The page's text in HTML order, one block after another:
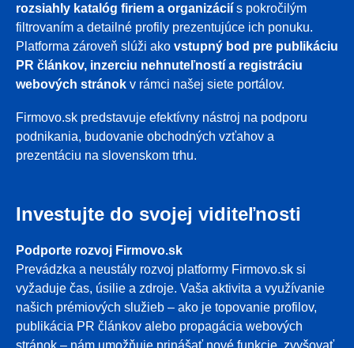
rozsiahly katalóg firiem a organizácií s pokročilým
filtrovaním a detailné profily prezentujúce ich ponuku.
Platforma zároveň slúži ako vstupný bod pre publikáciu
PR článkov, inzerciu nehnuteľností a registráciu
webových stránok v rámci našej siete portálov.
Firmovo.sk predstavuje efektívny nástroj na podporu
podnikania, budovanie obchodných vzťahov a
prezentáciu na slovenskom trhu.
Investujte do svojej viditeľnosti
Podporte rozvoj Firmovo.sk
Prevádzka a neustály rozvoj platformy Firmovo.sk si
vyžaduje čas, úsilie a zdroje. Vaša aktivita a využívanie
našich prémiových služieb – ako je topovanie profilov,
publikácia PR článkov alebo propagácia webových
stránok – nám umožňuje prinášať nové funkcie, zvyšovať